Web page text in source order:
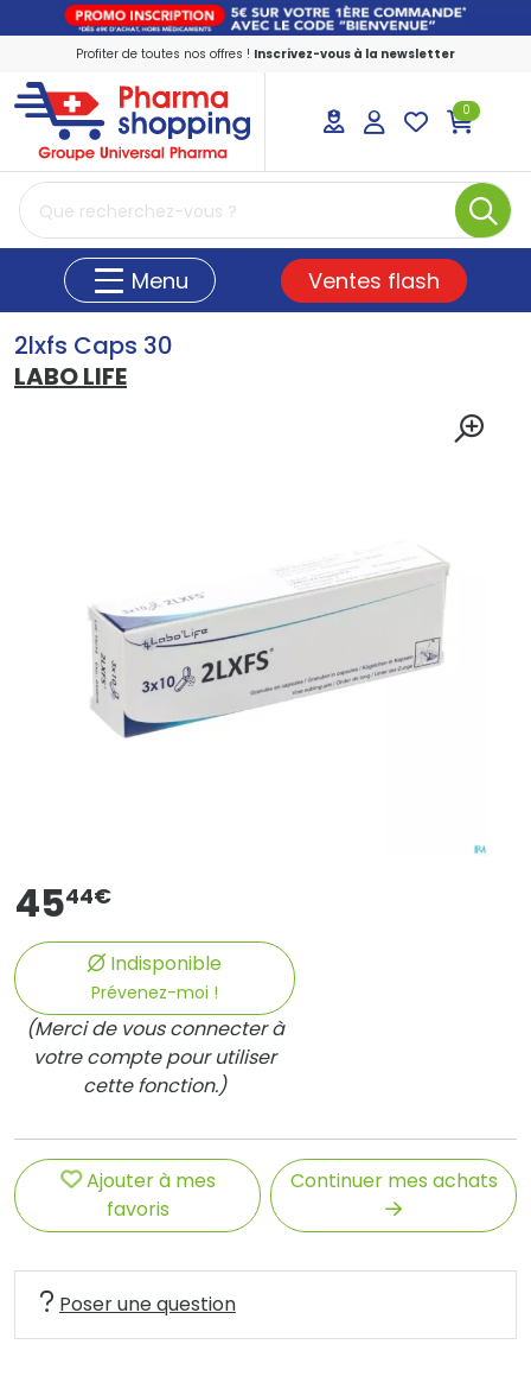
Profiter de toutes nos offres ! Inscrivez-vous à la newsletter
PharmaShopping Votre pharmacie en
0
Menu Ventes flash
2lxfs Caps 30
LABO LIFE
4544€
Indisponible
Prévenez-moi !
(Merci de vous connecter à
votre compte pour utiliser
cette fonction.)
Ajouter à mes
favoris
Continuer mes achats
Poser une question